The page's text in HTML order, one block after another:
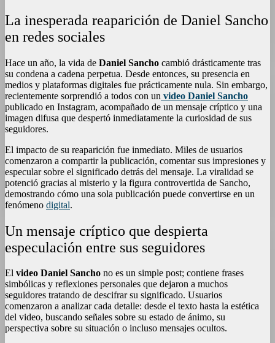
La inesperada reaparición de Daniel Sancho
en redes sociales
Hace un año, la vida de Daniel Sancho cambió drásticamente tras
su condena a cadena perpetua. Desde entonces, su presencia en
medios y plataformas digitales fue prácticamente nula. Sin embargo,
recientemente sorprendió a todos con un video Daniel Sancho
publicado en Instagram, acompañado de un mensaje críptico y una
imagen difusa que despertó inmediatamente la curiosidad de sus
seguidores.
El impacto de su reaparición fue inmediato. Miles de usuarios
comenzaron a compartir la publicación, comentar sus impresiones y
especular sobre el significado detrás del mensaje. La viralidad se
potenció gracias al misterio y la figura controvertida de Sancho,
demostrando cómo una sola publicación puede convertirse en un
fenómeno digital.
Un mensaje críptico que despierta
especulación entre sus seguidores
El video Daniel Sancho no es un simple post; contiene frases
simbólicas y reflexiones personales que dejaron a muchos
seguidores tratando de descifrar su significado. Usuarios
comenzaron a analizar cada detalle: desde el texto hasta la estética
del video, buscando señales sobre su estado de ánimo, su
perspectiva sobre su situación o incluso mensajes ocultos.